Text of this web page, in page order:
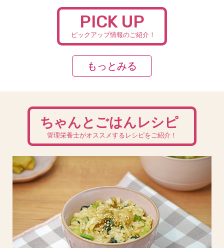
PICK UP
ピックアップ情報のご紹介！
もっとみる
ちゃんとごはんレシピ
管理栄養士がオススメするレシピをご紹介！